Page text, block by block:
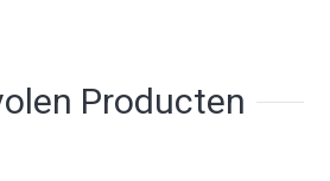
Producten